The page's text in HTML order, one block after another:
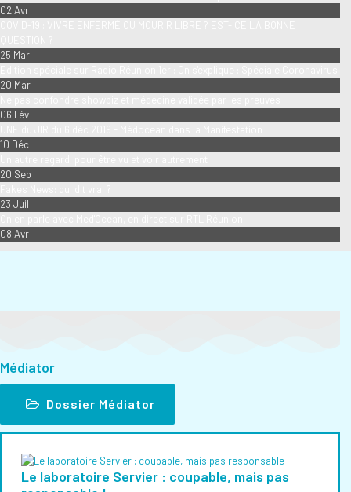
02 Avr
25 Mar
20 Mar
06 Fév
10 Déc
20 Sep
23 Juil
08 Avr
Médiator
Dossier Médiator
Le laboratoire Servier : coupable, mais pas